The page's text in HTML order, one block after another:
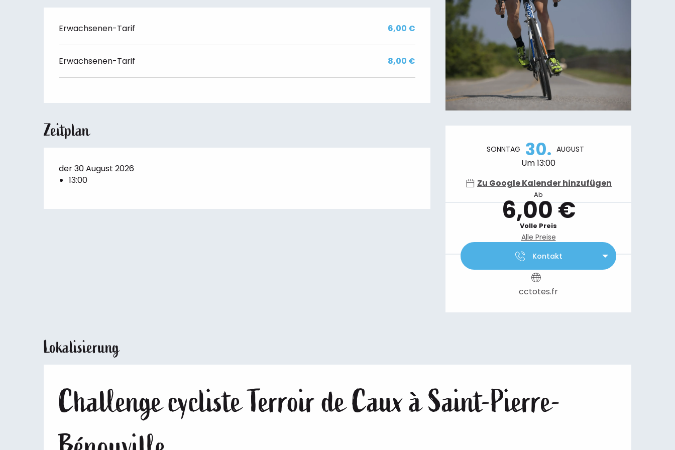
Öffnungszeiten & Kontaktdaten
SONNTAG 30. AUGUST
Um 13:00
Zu Google Kalender hinzufügen
Ab
6,00 €
Volle Preis
Alle Preise
Kontakt
cctotes.fr
Erwachsenen-Tarif 6,00 €
Erwachsenen-Tarif 8,00 €
Zeitplan
der 30 August 2026
13:00
Lokalisierung
Challenge cycliste Terroir de Caux à Saint-Pierre-